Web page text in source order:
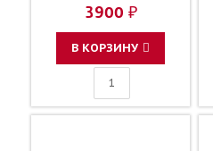
зубов 48 / DRC JTR210
1-3559-48 41202-KZ3-
3900 ₽
В КОРЗИНУ